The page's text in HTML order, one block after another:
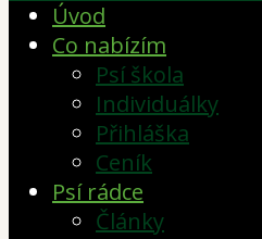
Úvod
Co nabízím
Psí škola
Individuálky
Přihláška
Ceník
Psí rádce
Články